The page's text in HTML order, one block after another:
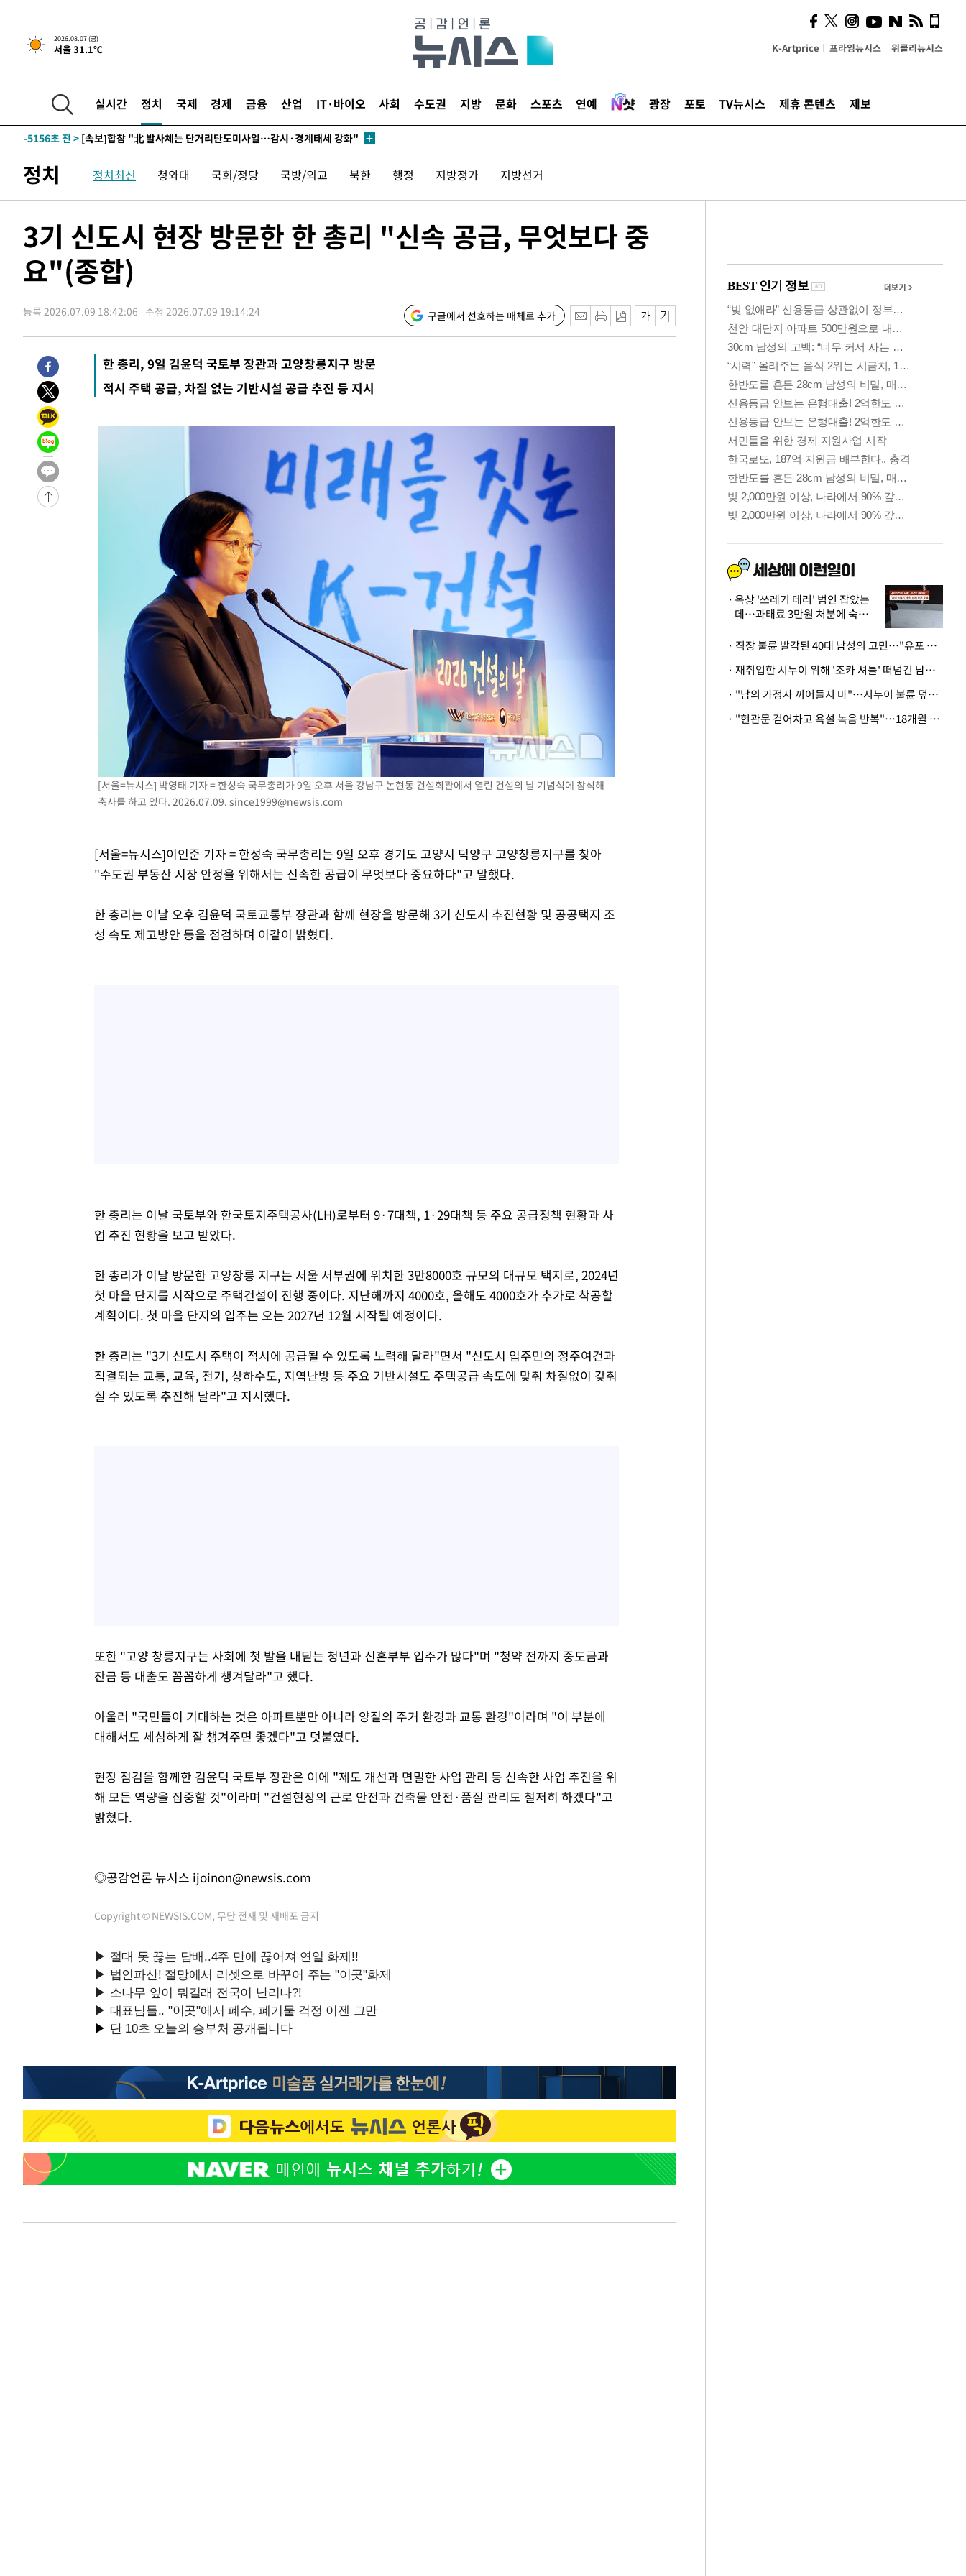
2026.08.07 (금)
서울 31.1℃ K-Artprice 프라임뉴시스 위클리뉴시스
실시간 정치 국제 경제 금융 산업 IT·바이오 사회 수도권 지방 문화 스포츠 연예 광장 포토 TV뉴시스 제휴 콘텐츠 제보
4시간 전 >내일까지 39도 '펄펄'…기상청 "태풍 지나며 폭염 잠시 꺾인다"
-22646초 전 >'월드컵 탈락 후폭풍' 축구협회…11시간 걸린 초유의 압수수색(종
-20875초 전 >
축구협회, 15년 전 심판 성 접대 파문에 "현재는 내부 지침 준수"
-19560초 전 >
-5156초 전 > [속보]합참 "北 발사체는 단거리탄도미사일…감시·경계태세 강화"
-3334초 전 >
[속보] SKT, 에이닷 서비스 장애 발생…"원인 파악 중"
-2740초 전 >[속보]합참 "북, 동해상으로 미상 발사체 발사"
-2095초 전 >[속보]7~9일 프로야구 3연전도 폭염 취소…11일 재개
-1757초 전 >"韓 외환시장 개입 관측 배경엔 美의 대한국 무역적자 있어"
-1584초 전 >'월드컵 탈락 후폭풍' 축구협회…초유의 압수수색에 '충격·당황'
-986초 전 >[속보]종합특검, 대검 추가 압수수색…내란 중요임무종사 혐의
48분 전 >[속보]코스닥, 800p 회복…0.26% 오른 801.67 마감
49분 전 >
[속보]코스피, 301.88포인트(4.58%) 내린 6296.38 마감
52분 전 >
[속보]원·달러 환율, 0.7원 내린 1423.8원 마감
1시간 전 >
"여기 떨어졌다"…다누리, 스페이스X 로켓 달 충돌 흔적 포착
2시간 전 >
4시간 전 >
내일까지 39도 '펄펄'…기상청 "태풍 지나며 폭염 잠시 꺾인다"
-22646초 전 >
'월드컵 탈락 후폭풍' 축구협회…11시간 걸린 초유의 압수수색(종
-22082초 전 >
[속보] 뉴욕증시, 혼조 출발…나스닥 0.3%↓, 다우 0.14%↑
-20875초 전 >
축구협회, 15년 전 심판 성 접대 파문에 "현재는 내부 지침 준수"
경찰, '홍명보는 2순위' 결론냈던 스포츠윤리센터도 압수수색
[속보]합참 "北 발사체는 단거리탄도미사일…감시·경계태세 강화"
日방위성, 北이 동해로 쏜 발사체는 탄도미사일 가능성
[속보] SKT, 에이닷 서비스 장애 발생…"원인 파악 중"
[속보]합참 "북, 동해상으로 미상 발사체 발사"
'낮 최고 39도' 불볕더위…한밤 열대야도 계속[내일날씨]
[속보]7~9일 프로야구 3연전도 폭염 취소…11일 재개
"韓 외환시장 개입 관측 배경엔 美의 대한국 무역적자 있어"
'월드컵 탈락 후폭풍' 축구협회…초유의 압수수색에 '충격·당황'
서울 낮 37.9도, 올여름 최고치 경신…영등포 순간 '40도'
[속보]종합특검, 대검 추가 압수수색…내란 중요임무종사 혐의
[속보]코스닥, 800p 회복…0.26% 오른 801.67 마감
[속보]코스피, 301.88포인트(4.58%) 내린 6296.38 마감
[속보]원·달러 환율, 0.7원 내린 1423.8원 마감
"여기 떨어졌다"…다누리, 스페이스X 로켓 달 충돌 흔적 포착
정치 정치최신 청와대 국회/정당 국방/외교 북한 행정 지방정가 지방선거
3기 신도시 현장 방문한 한 총리 "신속 공급, 무엇보다 중
요"(종합)
등록 2026.07.09 18:42:06 수정 2026.07.09 19:14:24 구글에서 선호하는 매체로 추가
한 총리, 9일 김윤덕 국토부 장관과 고양창릉지구 방문
적시 주택 공급, 차질 없는 기반시설 공급 추진 등 지시
[서울=뉴시스] 박영태 기자 = 한성숙 국무총리가 9일 오후 서울 강남구 논현동 건설회관에서 열린 건설의 날 기념식에 참석해
축사를 하고 있다. 2026.07.09. since1999@newsis.com
[서울=뉴시스]이인준 기자 = 한성숙 국무총리는 9일 오후 경기도 고양시 덕양구 고양창릉지구를 찾아
"수도권 부동산 시장 안정을 위해서는 신속한 공급이 무엇보다 중요하다"고 말했다.
한 총리는 이날 오후 김윤덕 국토교통부 장관과 함께 현장을 방문해 3기 신도시 추진현황 및 공공택지 조
성 속도 제고방안 등을 점검하며 이같이 밝혔다.
한 총리는 이날 국토부와 한국토지주택공사(LH)로부터 9·7대책, 1·29대책 등 주요 공급정책 현황과 사
업 추진 현황을 보고 받았다.
한 총리가 이날 방문한 고양창릉 지구는 서울 서부권에 위치한 3만8000호 규모의 대규모 택지로, 2024년
첫 마을 단지를 시작으로 주택건설이 진행 중이다. 지난해까지 4000호, 올해도 4000호가 추가로 착공할
계획이다. 첫 마을 단지의 입주는 오는 2027년 12월 시작될 예정이다.
한 총리는 "3기 신도시 주택이 적시에 공급될 수 있도록 노력해 달라"면서 "신도시 입주민의 정주여건과
직결되는 교통, 교육, 전기, 상하수도, 지역난방 등 주요 기반시설도 주택공급 속도에 맞춰 차질없이 갖춰
질 수 있도록 추진해 달라"고 지시했다.
또한 "고양 창릉지구는 사회에 첫 발을 내딛는 청년과 신혼부부 입주가 많다"며 "청약 전까지 중도금과
잔금 등 대출도 꼼꼼하게 챙겨달라"고 했다.
아울러 "국민들이 기대하는 것은 아파트뿐만 아니라 양질의 주거 환경과 교통 환경"이라며 "이 부분에
대해서도 세심하게 잘 챙겨주면 좋겠다"고 덧붙였다.
현장 점검을 함께한 김윤덕 국토부 장관은 이에 "제도 개선과 면밀한 사업 관리 등 신속한 사업 추진을 위
해 모든 역량을 집중할 것"이라며 "건설현장의 근로 안전과 건축물 안전·품질 관리도 철저히 하겠다"고
밝혔다.
◎공감언론 뉴시스 ijoinon@newsis.com
Copyright © NEWSIS.COM, 무단 전재 및 재배포 금지
의견, 국토부·LH에 충실히
전달할 것"
옥상 '쓰레기 테러' 범인 잡았는
데…과태료 3만원 처분에 숙박업
· 직장 불륜 발각된 40대 남성의 고민…"유포 동료 명예훼손·협박죄 고소 가능할까"
· 재취업한 시누이 위해 '조카 셔틀' 떠넘긴 남편…아내 "난 못한다"
· "남의 가정사 끼어들지 마"…시누이 불륜 덮으려는 남편에 억울한 아내
· "현관문 걷어차고 욕설 녹음 반복"…18개월 아기 키우는 집 뒤흔든 '앞집의 비극'